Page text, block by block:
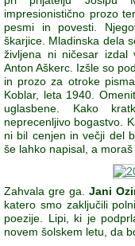
impresionistično prozo
pesmi in povesti.
škarjice. Mladinska dela
življena ni ničesar izdal
Anton Aškerc. Izšle so
in prozo za otroke
Koblar, leta 1940.
uglasbene. Kako
neprecenljivo bogastvo.
ni bil cenjen in večji del
še lahko napisal, a moraš
Zahvala gre ga. Jani
katero smo zaključili
poezije. Lipi, ki je
novem šolskem letu, da